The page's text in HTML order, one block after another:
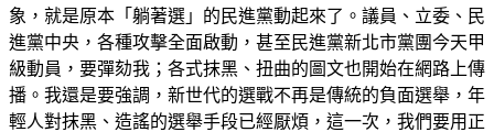
象，就是原本「躺著選」的民進黨動起來了。議員、立委、民
進黨中央，各種攻擊全面啟動，甚至民進黨新北市黨團今天甲
級動員，要彈劾我；各式抹黑、扭曲的圖文也開始在網路上傳
播。我還是要強調，新世代的選戰不再是傳統的負面選舉，年
輕人對抹黑、造謠的選舉手段已經厭煩，這一次，我們要用正